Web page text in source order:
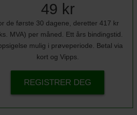
49 kr
de første 30 dagene, deretter 417 kr
MVA) per måned. Ett års bindingstid.
mulig i prøveperiode. Betal via
kort og Vipps.
REGISTRER DEG